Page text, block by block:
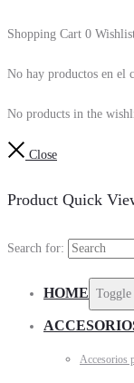
Shopping Cart 0
No hay productos en el
No products in the
Close
Product Quick
Search for:
HOME Toggle
Accesorios